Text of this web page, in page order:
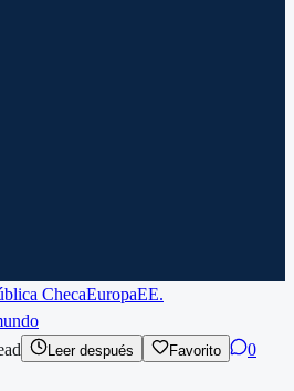
ChecaEuropaEE.
Leer después Favorito
0